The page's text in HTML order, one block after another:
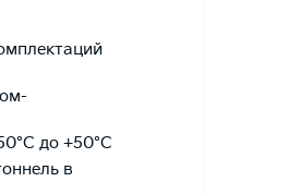
до +50°C
в